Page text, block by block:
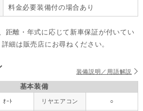
料金必要装備付の場合あり
距離・年式に応じて新車保証が付いてい
細は販売店にお尋ねください。
装備説明／用語解説
基本装備
ｵｰﾄ リヤエアコン ○